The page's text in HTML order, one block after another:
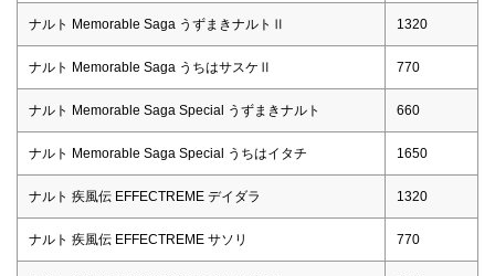
ナルト Memorable Saga うずまきナルトⅡ 1320
ナルト Memorable Saga うちはサスケⅡ 770
ナルト Memorable Saga Special うずまきナルト 660
ナルト Memorable Saga Special うちはイタチ 1650
ナルト 疾風伝 EFFECTREME デイダラ 1320
ナルト 疾風伝 EFFECTREME サソリ 770